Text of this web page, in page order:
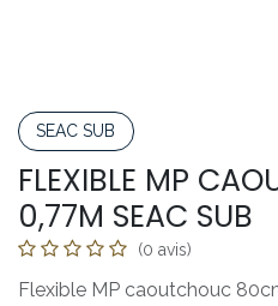
SEAC SUB
FLEXIBLE MP
0,77M SEAC SUB
(0 avis)
Flexible MP caoutchouc